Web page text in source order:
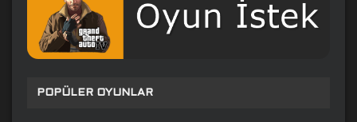
POPÜLER OYUNLAR